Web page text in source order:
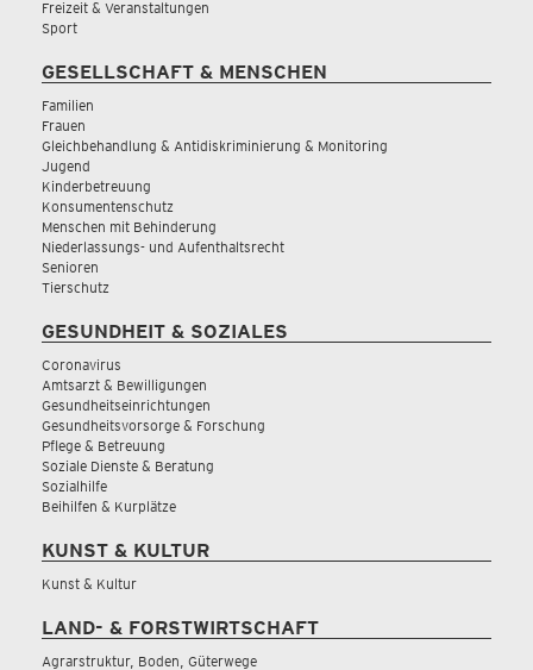
Freizeit & Veranstaltungen
Sport
GESELLSCHAFT & MENSCHEN
Familien
Frauen
Gleichbehandlung & Antidiskriminierung & Monitoring
Jugend
Kinderbetreuung
Konsumentenschutz
Menschen mit Behinderung
Niederlassungs- und Aufenthaltsrecht
Senioren
Tierschutz
GESUNDHEIT & SOZIALES
Coronavirus
Amtsarzt & Bewilligungen
Gesundheitseinrichtungen
Gesundheitsvorsorge & Forschung
Pflege & Betreuung
Soziale Dienste & Beratung
Sozialhilfe
Beihilfen & Kurplätze
KUNST & KULTUR
Kunst & Kultur
LAND- & FORSTWIRTSCHAFT
Agrarstruktur, Boden, Güterwege